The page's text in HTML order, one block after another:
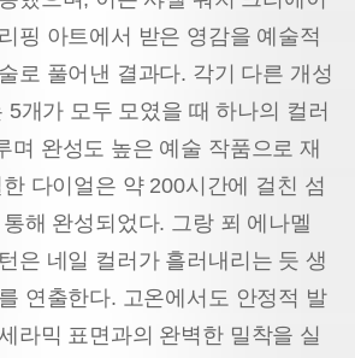
핑 아트에서 받은 영감을 예술적
로 풀어낸 결과다. 각기 다른 개성
5개가 모두 모였을 때 하나의 컬러
며 완성도 높은 예술 작품으로 재
다이얼은 약 200시간에 걸친 섬
해 완성되었다. 그랑 푀 에나멜
은 네일 컬러가 흘러내리는 듯 생
연출한다. 고온에서도 안정적 발
라믹 표면과의 완벽한 밀착을 실